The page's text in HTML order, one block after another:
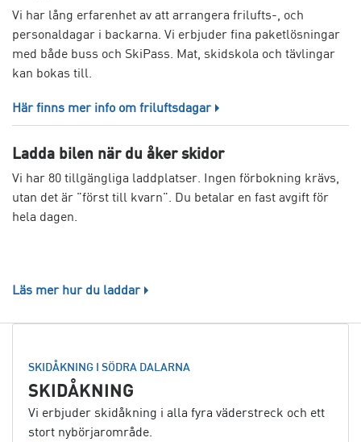
Vi har lång erfarenhet av att arrangera frilufts-, och
personaldagar i backarna. Vi erbjuder fina paketlösningar
med både buss och SkiPass. Mat, skidskola och tävlingar
kan bokas till.
Här finns mer info om friluftsdagar
Ladda bilen när du åker skidor
Vi har 80 tillgängliga laddplatser. Ingen förbokning krävs,
utan det är "först till kvarn". Du betalar en fast avgift för
hela dagen.
Läs mer hur du laddar
SKIDÅKNING I SÖDRA DALARNA
SKIDÅKNING
Vi erbjuder skidåkning i alla fyra väderstreck och ett
stort nybörjarområde.